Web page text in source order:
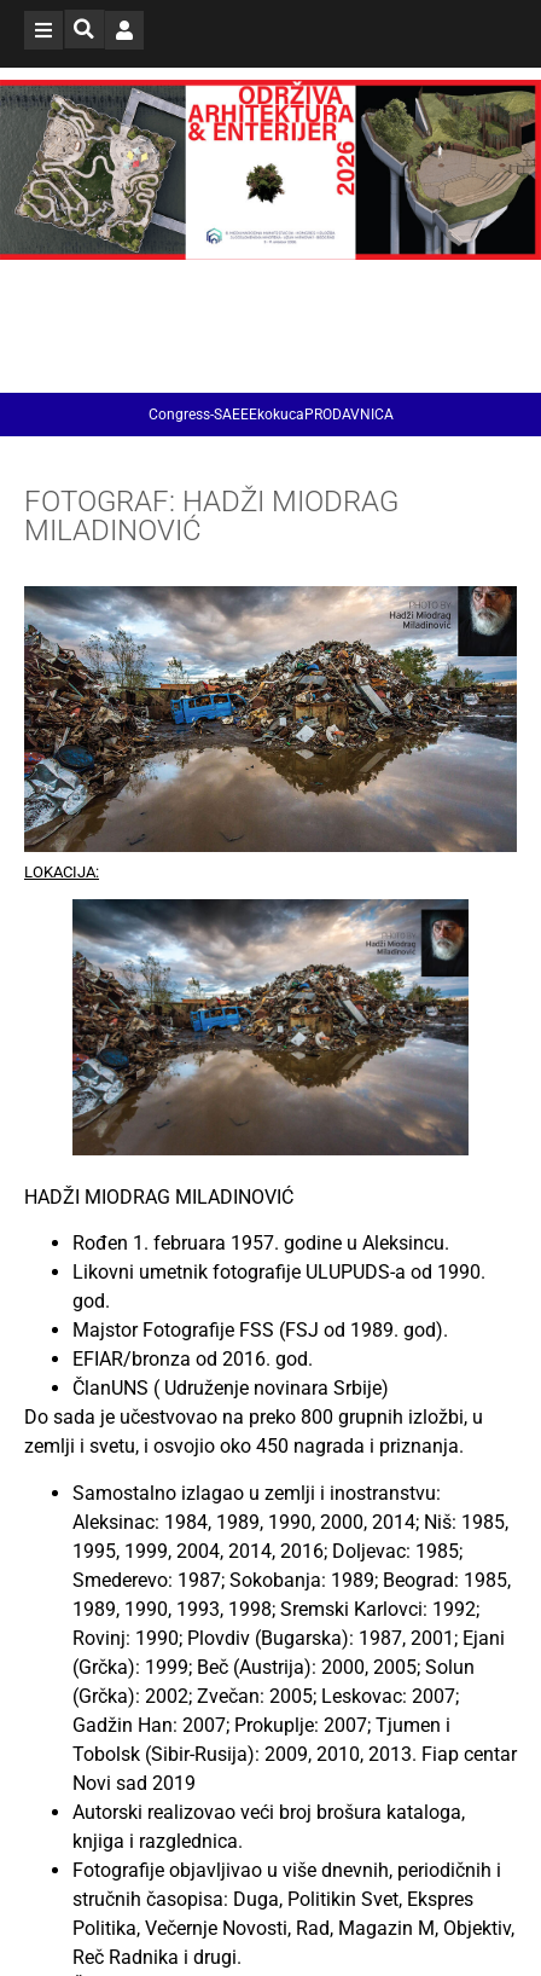
Congress-SAEEEkokucaPRODAVNICA
FOTOGRAF: HADŽI MIODRAG
MILADINOVIĆ
LOKACIJA:
HADŽI MIODRAG MILADINOVIĆ
Rođen 1. februara 1957. godine u Aleksincu.
Likovni umetnik fotografije ULUPUDS-a od 1990.
god.
Majstor Fotografije FSS (FSJ od 1989. god).
EFIAR/bronza od 2016. god.
ČlanUNS ( Udruženje novinara Srbije)
Do sada je učestvovao na preko 800 grupnih izložbi, u
zemlji i svetu, i osvojio oko 450 nagrada i priznanja.
Samostalno izlagao u zemlji i inostranstvu:
Aleksinac: 1984, 1989, 1990, 2000, 2014; Niš: 1985,
1995, 1999, 2004, 2014, 2016; Doljevac: 1985;
Smederevo: 1987; Sokobanja: 1989; Beograd: 1985,
1989, 1990, 1993, 1998; Sremski Karlovci: 1992;
Rovinj: 1990; Plovdiv (Bugarska): 1987, 2001; Ejani
(Grčka): 1999; Beč (Austrija): 2000, 2005; Solun
(Grčka): 2002; Zvečan: 2005; Leskovac: 2007;
Gadžin Han: 2007; Prokuplje: 2007; Tjumen i
Tobolsk (Sibir-Rusija): 2009, 2010, 2013. Fiap centar
Novi sad 2019
Autorski realizovao veći broj brošura kataloga,
knjiga i razglednica.
Fotografije objavljivao u više dnevnih, periodičnih i
stručnih časopisa: Duga, Politikin Svet, Ekspres
Politika, Večernje Novosti, Rad, Magazin M, Objektiv,
Reč Radnika i drugi.